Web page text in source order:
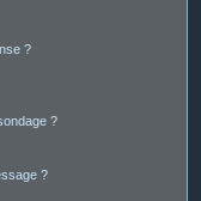
?
?
?